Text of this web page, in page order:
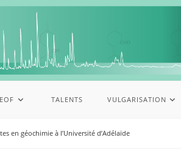
TALENTS VULGARISATION
en géochimie à l’Université d’Adélaïde